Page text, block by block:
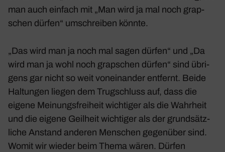
man auch einfach mit „Man wird ja mal noch grap­
schen dürfen“ umschreiben könnte.
„Das wird man ja noch mal sagen dürfen“ und „Da
wird man ja wohl noch grap­schen dürfen“ sind übri­
gens gar nicht so weit vonein­ander entfernt. Beide
Haltungen liegen dem Trug­schluss auf, dass die
eigene Meinungs­frei­heit wich­tiger als die Wahr­heit
und die eigene Geil­heit wich­tiger als der grund­sätz­
liche Anstand anderen Menschen gegen­über sind.
Womit wir wieder beim Thema wären. Dürfen